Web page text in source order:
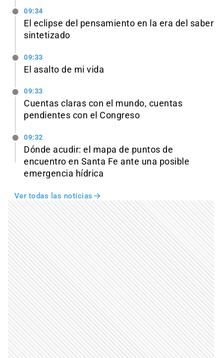
09:34
El eclipse del pensamiento en la era del saber
sintetizado
09:33
El asalto de mi vida
09:33
Cuentas claras con el mundo, cuentas
pendientes con el Congreso
09:32
Dónde acudir: el mapa de puntos de
encuentro en Santa Fe ante una posible
emergencia hídrica
Ver todas las noticias